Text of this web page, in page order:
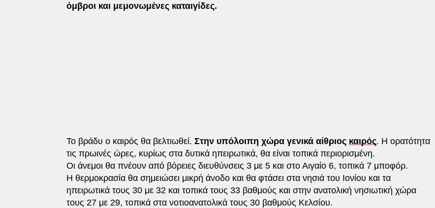
όμβροι και μεμονωμένες καταιγίδες.
Το βράδυ ο καιρός θα βελτιωθεί. Στην υπόλοιπη χώρα γενικά αίθριος καιρός. Η ορατότητα
τις πρωινές ώρες, κυρίως στα δυτικά ηπειρωτικά, θα είναι τοπικά περιορισμένη.
Οι άνεμοι θα πνέουν από βόρειες διευθύνσεις 3 με 5 και στο Αιγαίο 6, τοπικά 7 μποφόρ.
Η θερμοκρασία θα σημειώσει μικρή άνοδο και θα φτάσει στα νησιά του Ιονίου και τα
ηπειρωτικά τους 30 με 32 και τοπικά τους 33 βαθμούς και στην ανατολική νησιωτική χώρα
τους 27 με 29, τοπικά στα νοτιοανατολικά τους 30 βαθμούς Κελσίου.